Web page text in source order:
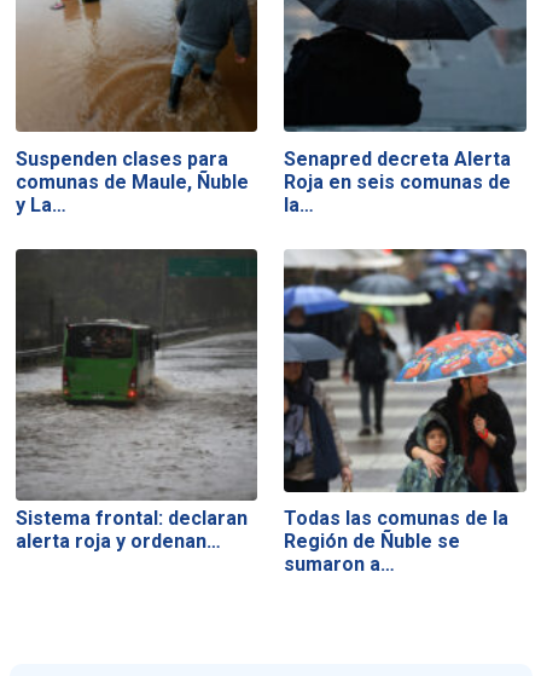
Suspenden clases para
comunas de Maule, Ñuble
y La…
Senapred decreta Alerta
Roja en seis comunas de
la…
Sistema frontal: declaran
alerta roja y ordenan…
Todas las comunas de la
Región de Ñuble se
sumaron a…